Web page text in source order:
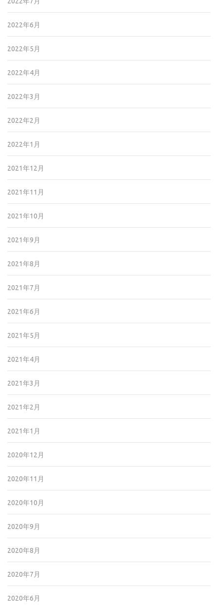
2022年6月
2022年5月
2022年4月
2022年3月
2022年2月
2022年1月
2021年12月
2021年11月
2021年10月
2021年9月
2021年8月
2021年7月
2021年6月
2021年5月
2021年4月
2021年3月
2021年2月
2021年1月
2020年12月
2020年11月
2020年10月
2020年9月
2020年8月
2020年7月
2020年6月